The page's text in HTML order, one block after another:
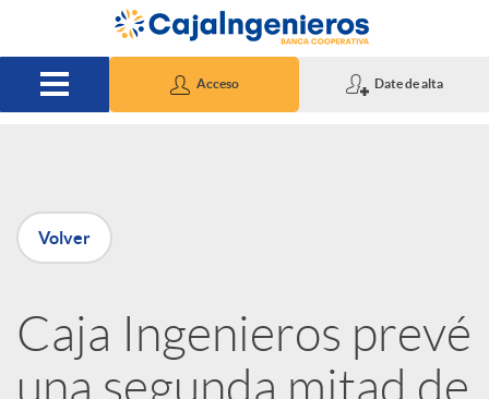
Saltar al contenido principal
Acceso Date de alta
P
u
b
Volver
Caja Ingenieros prevé
una segunda mitad de